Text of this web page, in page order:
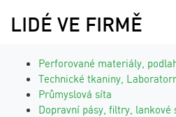
LIDÉ VE FIRMĚ
Perforované materiály,
Technické tkaniny,
Průmyslová síta
Dopravní pásy, filtry,